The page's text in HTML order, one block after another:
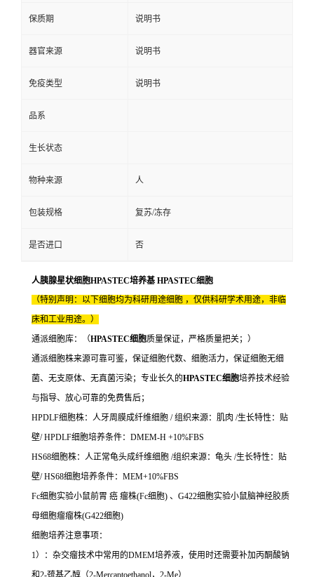
保质期 说明书
器官来源 说明书
免疫类型 说明书
品系
生长状态
物种来源 人
包装规格 复苏/冻存
是否进口 否
人胰腺星状细胞HPASTEC培养基 HPASTEC细胞
（特别声明：以下细胞均为科研用途细胞 ，仅供科研学术用途，非临
床和工业用途。）
通派细胞库：（HPASTEC细胞质量保证，严格质量把关；）
通派细胞株来源可靠可鉴，保证细胞代数、细胞活力，保证细胞无细
菌、无支原体、无真菌污染；专业长久的HPASTEC细胞培养技术经验
与指导、放心可靠的免费售后；
HPDLF细胞株：人牙周膜成纤维细胞 / 组织来源：肌肉 /生长特性：贴
壁/ HPDLF细胞培养条件：DMEM-H +10%FBS
HS68细胞株：人正常龟头成纤维细胞 /组织来源：龟头 /生长特性：贴
壁/ HS68细胞培养条件：MEM+10%FBS
Fc细胞实验小鼠前胃 癌 瘤株(Fc细胞) 、G422细胞实验小鼠脑神经胶质
母细胞瘤瘤株(G422细胞)
细胞培养注意事项：
1）：杂交瘤技术中常用的DMEM培养液，使用时还需要补加丙酮酸钠
和2-巯基乙醇（2-Mercaptoethanol，2-Me）